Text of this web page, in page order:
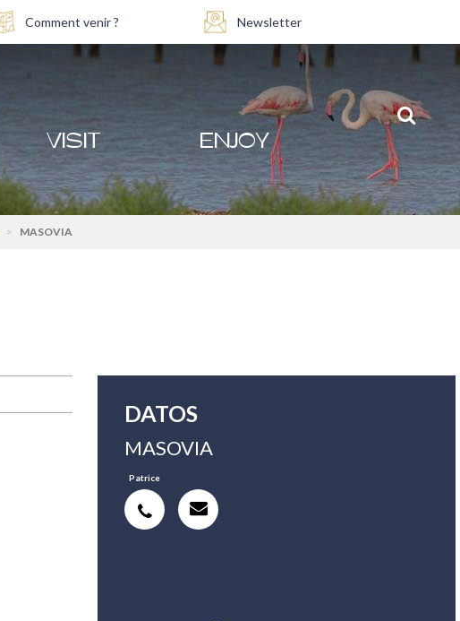
Comment venir ? Newsletter
VISIT ENJOY
> MASOVIA
DATOS
MASOVIA
Patrice